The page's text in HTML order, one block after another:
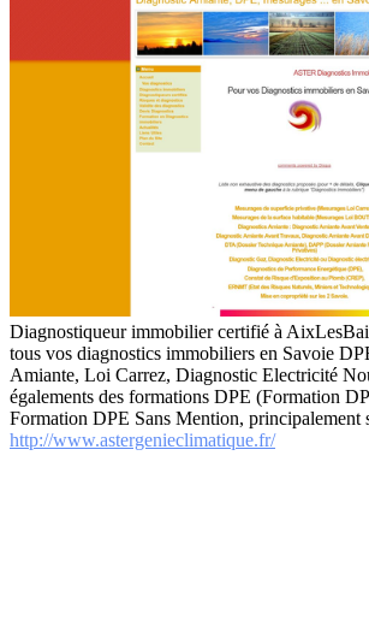
Diagnostiqueur immobilier certifié à
tous vos diagnostics immobiliers en Savoie
Amiante, Loi Carrez, Diagnostic Electricité
égalements des formations DPE (Formation
Formation DPE Sans Mention, principalement
http://www.astergenieclimatique.fr/